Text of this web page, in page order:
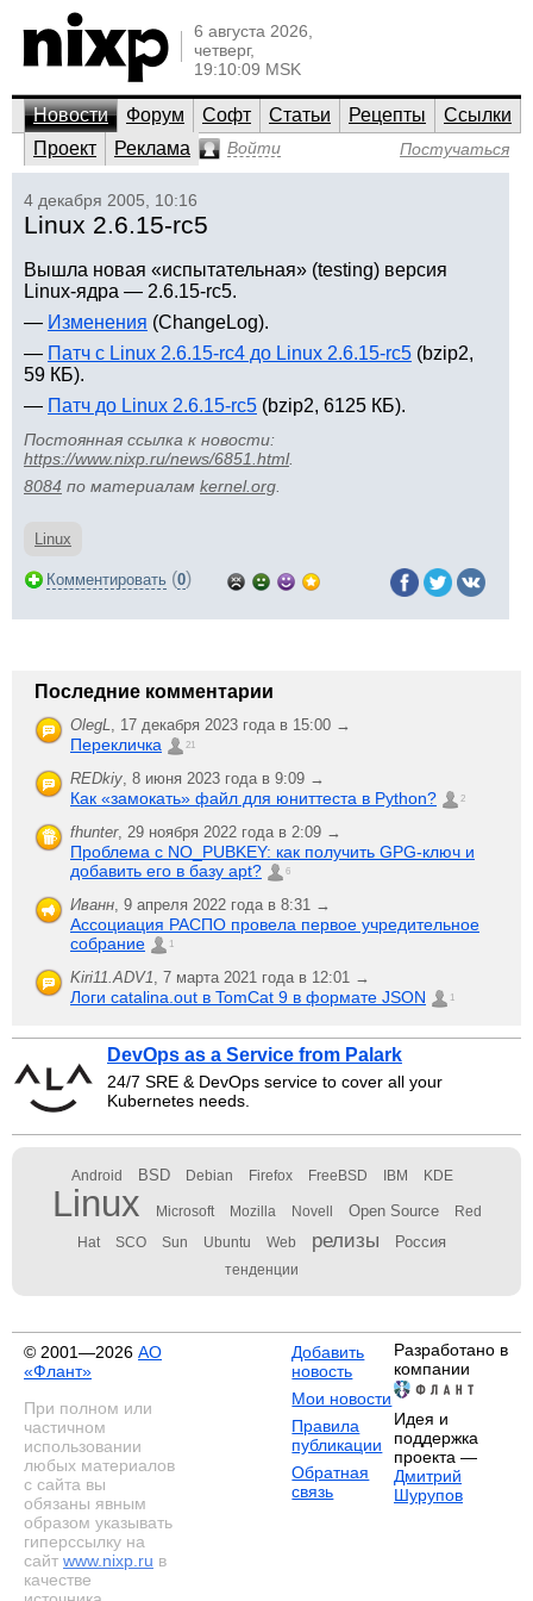
6 августа 2026,
четверг,
19:10:09 MSK
Новости Форум Софт Статьи Рецепты
Ссылки
Проект
Реклама Войти Постучаться
4 декабря 2005, 10:16
Linux 2.6.15-rc5
Вышла новая «испытательная» (testing) версия
Linux-ядра — 2.6.15-rc5.
— Изменения (ChangeLog).
— Патч с Linux 2.6.15-rc4 до Linux 2.6.15-rc5 (bzip2,
59 КБ).
— Патч до Linux 2.6.15-rc5 (bzip2, 6125 КБ).
Постоянная ссылка к новости:
https://www.nixp.ru/news/6851.html.
8084 по материалам kernel.org
Linux
Комментировать (0)
Последние комментарии
OlegL, 17 декабря 2023 года в 15:00 →
Перекличка 21
REDkiy, 8 июня 2023 года в 9:09 →
Как «замокать» файл для юниттеста в Python? 2
fhunter, 29 ноября 2022 года в 2:09 →
Проблема с NO_PUBKEY: как получить GPG-ключ и
добавить его в базу apt?
6
Иванн, 9 апреля 2022 года в 8:31 →
Ассоциация РАСПО провела первое учредительное
собрание
1
Kiri11.ADV1, 7 марта 2021 года в 12:01 →
Логи catalina.out в TomCat 9 в формате JSON 1
DevOps as a Service from Palark
24/7 SRE & DevOps service to cover all your
Kubernetes needs.
Android BSD Debian Firefox FreeBSD IBM KDE
Linux Microsoft Mozilla Novell Open Source Red
Hat SCO Sun Ubuntu Web релизы Россия
тенденции
© 2001—2026 АО
«Флант»
При полном или
частичном
использовании
любых материалов
с сайта вы
обязаны явным
образом указывать
гиперссылку на
сайт www.nixp.ru в
качестве
Добавить
новость
Мои новости
Правила
публикации
Обратная
связь
Разработано в
компании
Идея и
поддержка
проекта —
Дмитрий
Шурупов